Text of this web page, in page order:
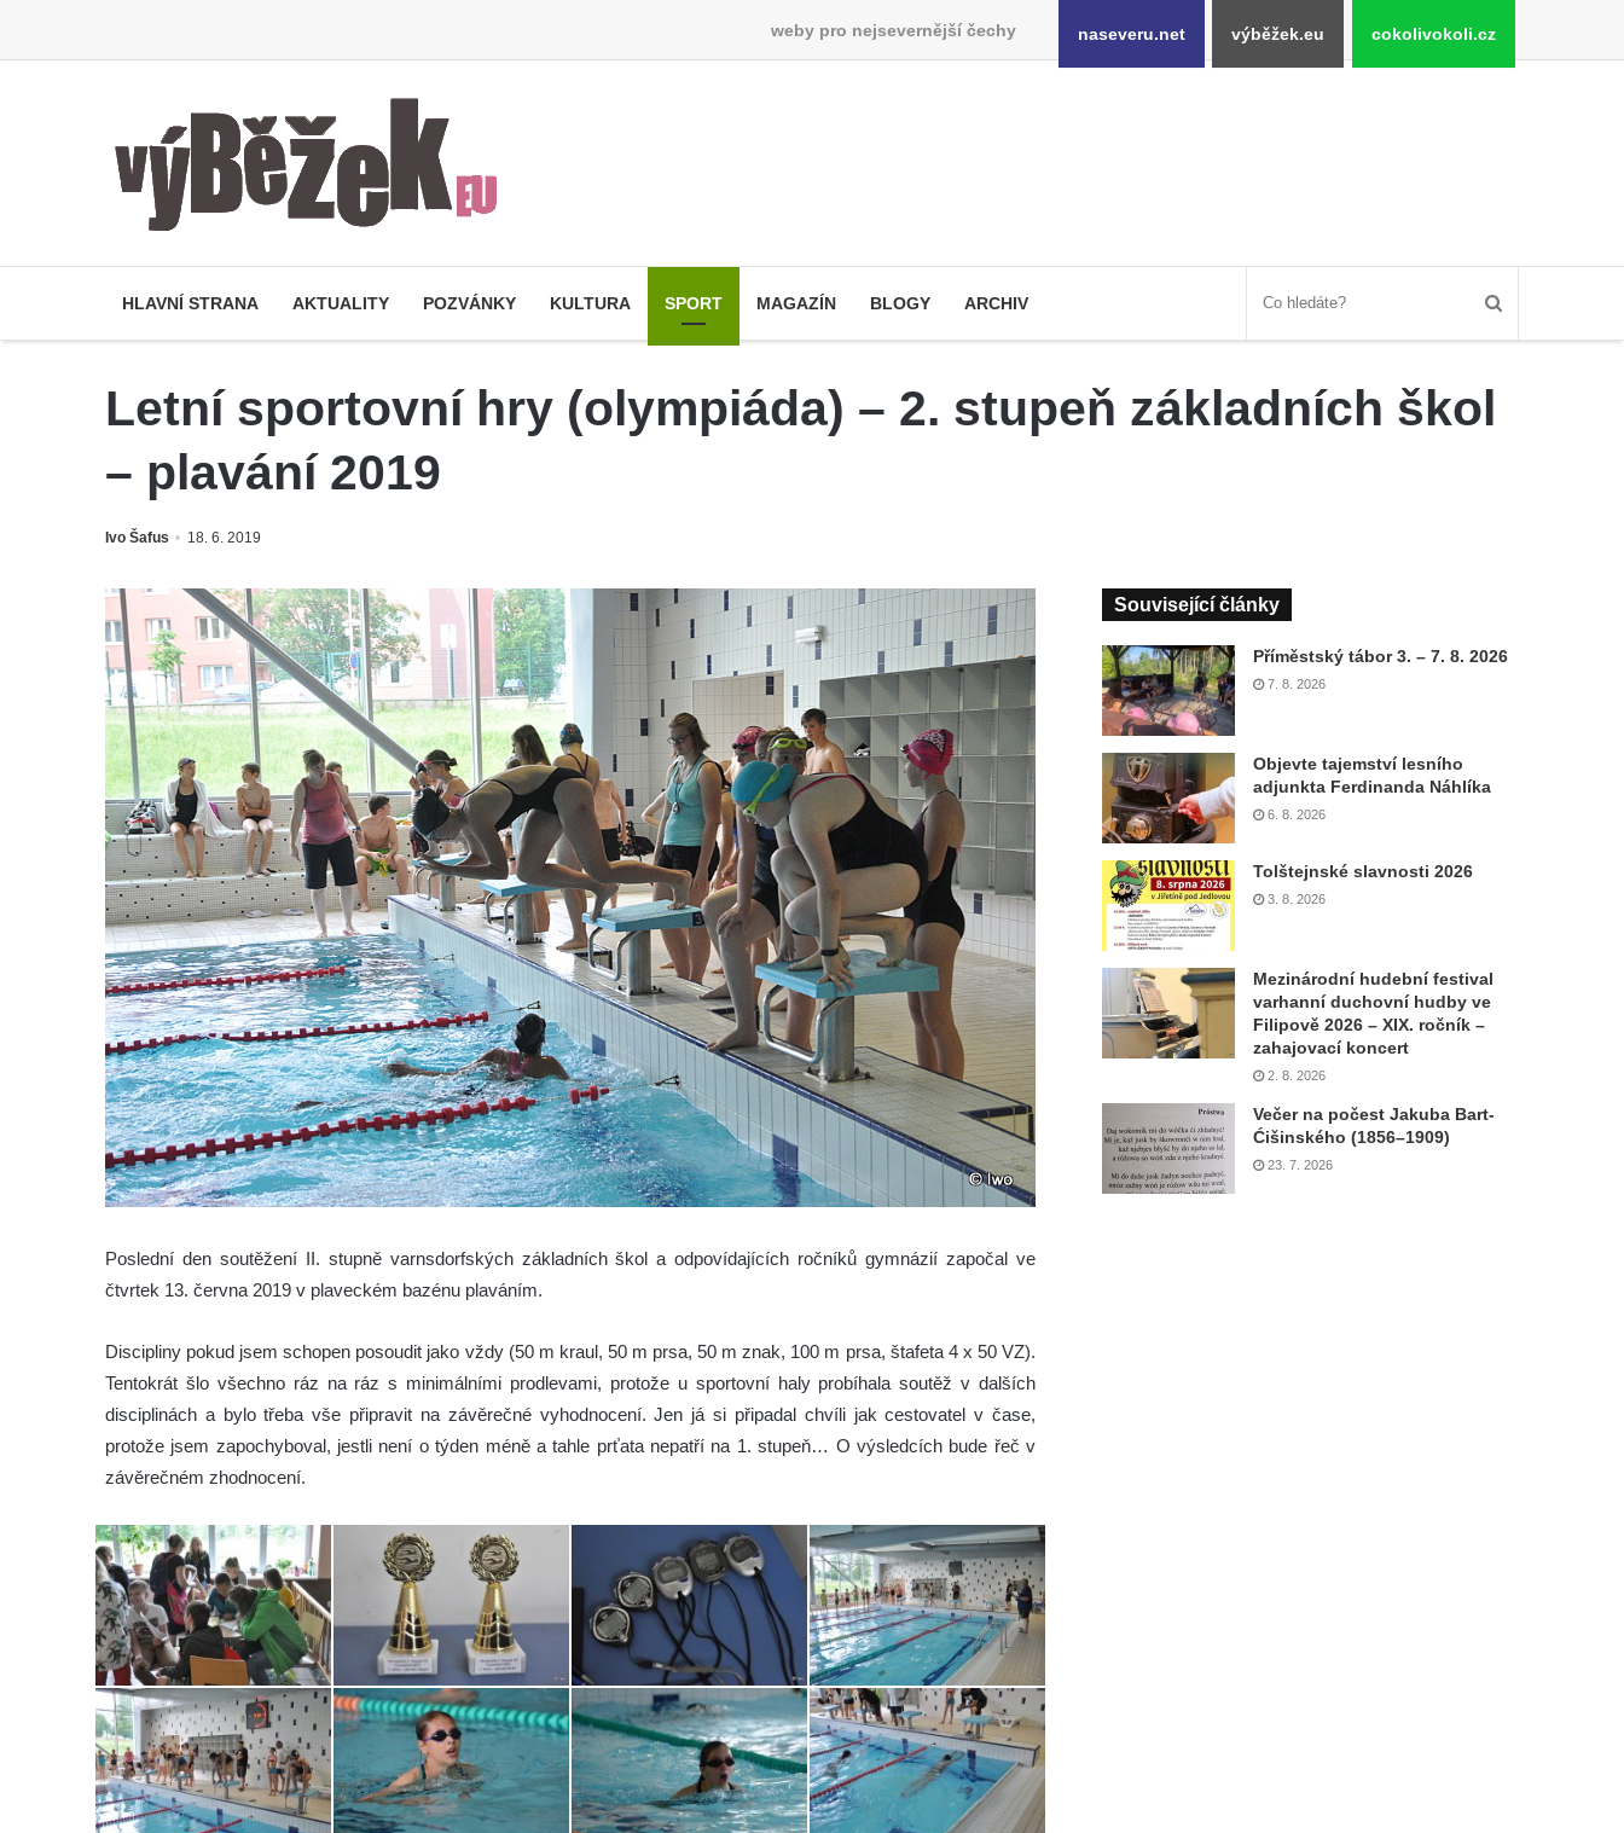
weby pro nejsevernější čechy naseveru.net výběžek.eu cokolivokoli.cz
HLAVNÍ STRANA AKTUALITY POZVÁNKY KULTURA SPORT MAGAZÍN BLOGY ARCHIV
Letní sportovní hry (olympiáda) – 2. stupeň základních škol
– plavání 2019
Ivo Šafus 18. 6. 2019
Poslední den soutěžení II. stupně varnsdorfských základních škol a odpovídajících ročníků gymnázií započal ve
čtvrtek 13. června 2019 v plaveckém bazénu plaváním.
Discipliny pokud jsem schopen posoudit jako vždy (50 m kraul, 50 m prsa, 50 m znak, 100 m prsa, štafeta 4 x 50 VZ).
Tentokrát šlo všechno ráz na ráz s minimálními prodlevami, protože u sportovní haly probíhala soutěž v dalších
disciplinách a bylo třeba vše připravit na závěrečné vyhodnocení. Jen já si připadal chvíli jak cestovatel v čase,
protože jsem zapochyboval, jestli není o týden méně a tahle prťata nepatří na 1. stupeň… O výsledcích bude řeč v
závěrečném zhodnocení.
Související články
Příměstský tábor 3. – 7. 8. 2026
7. 8. 2026
Objevte tajemství lesního
adjunkta Ferdinanda Náhlíka
6. 8. 2026
Tolštejnské slavnosti 2026
3. 8. 2026
Mezinárodní hudební festival
varhanní duchovní hudby ve
Filipově 2026 – XIX. ročník –
zahajovací koncert
2. 8. 2026
Večer na počest Jakuba Bart-
Ćišinského (1856–1909)
23. 7. 2026